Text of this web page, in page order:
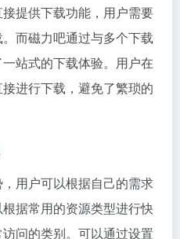
提供下载功能，用户需要
而磁力吧通过与多个下载
站式的下载体验。用户在
进行下载，避免了繁琐的
用户可以根据自己的需求
据常用的资源类型进行快
问的类别。可以通过设置